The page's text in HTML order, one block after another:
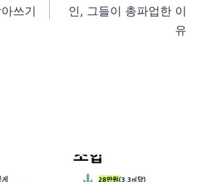
쓰기
인, 그들이 총파업한 이
유